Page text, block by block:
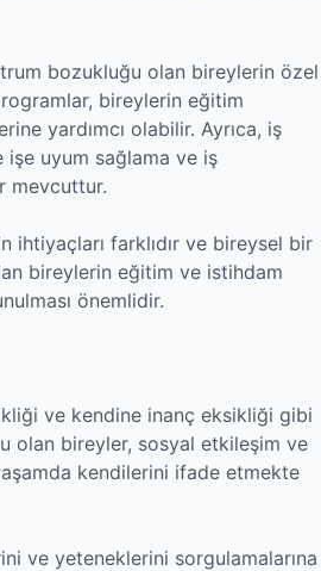
bozukluğu olan bireylerin özel
bireylerin eğitim
yardımcı olabilir. Ayrıca, iş
uyum sağlama ve iş
mevcuttur.
ihtiyaçları farklıdır ve bireysel bir
bireylerin eğitim ve istihdam
önemlidir.
ve kendine inanç eksikliği gibi
olan bireyler, sosyal etkileşim ve
kendilerini ifade etmekte
ve yeteneklerini sorgulamalarına